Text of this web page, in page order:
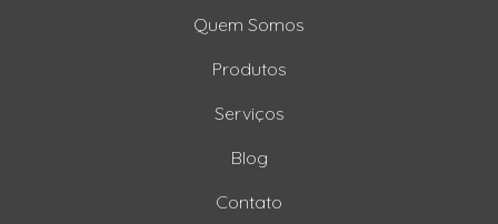
Quem Somos
Produtos
Serviços
Blog
Contato